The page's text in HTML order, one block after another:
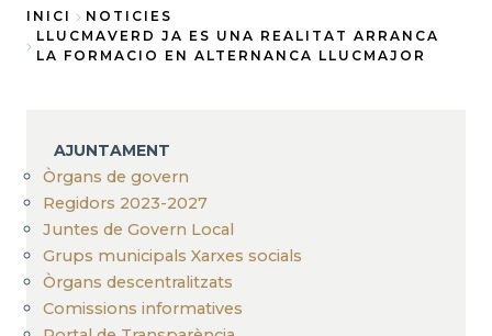
AJUNTAMENT
LLUCMAJOR
PERFIL
DEL
CONTRACTANT
Fil
INICI
NOTICIES
LLUCMAVERD JA ES UNA REALITAT ARRANCA
LA FORMACIO EN ALTERNANCA LLUCMAJOR
AJUNTAMENT
Òrgans de govern
Regidors 2023-2027
Juntes de Govern Local
Grups municipals Xarxes socials
Òrgans descentralitzats
Comissions informatives